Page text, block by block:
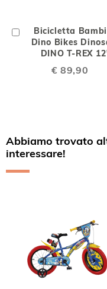
Bicicletta
Dino Bikes
DINO T-REX
€ 89,90
Aggiungi
Carrello
Abbiamo trovato
interessare!